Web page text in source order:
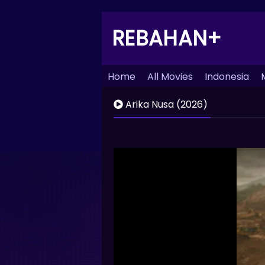
REBAHAN+
Home All Movies Indonesia
Arika Nusa (2026)